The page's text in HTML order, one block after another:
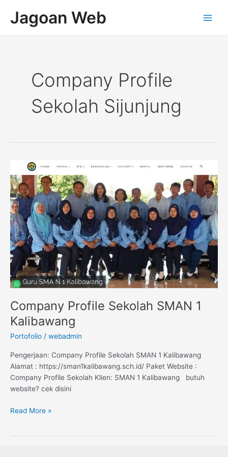
Jagoan Web
Company Profile
Sekolah Sijunjung
Company Profile Sekolah SMAN 1
Kalibawang
Portofolio / webadmin
Pengerjaan: Company Profile Sekolah SMAN 1 Kalibawang
Alamat : https://sman1kalibawang.sch.id/ Paket Website :
Company Profile Sekolah Klien: SMAN 1 Kalibawang butuh
website? cek disini
Company
Profile
Sekolah
SMAN
1
Kalibawang
Read More »